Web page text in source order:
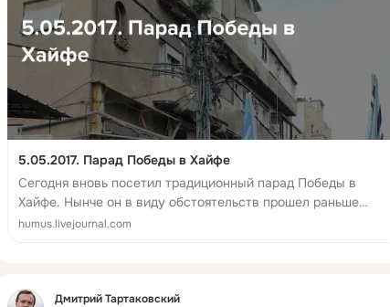
5.05.2017. Парад Победы в Хайфе
Сегодня вновь посетил традиционный парад Победы в
Хайфе. Нынче он в виду обстоятельств прошел раньше
обычного, но основной в Иерусалиме будет, как и положено
humus.livejournal.com
Фид
Дмитрий Тартаковский